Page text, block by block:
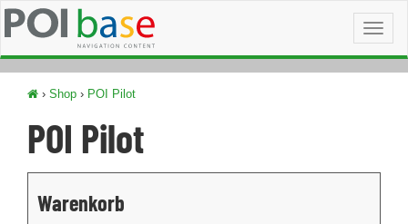
› Shop › POI Pilot
POI Pilot
Warenkorb